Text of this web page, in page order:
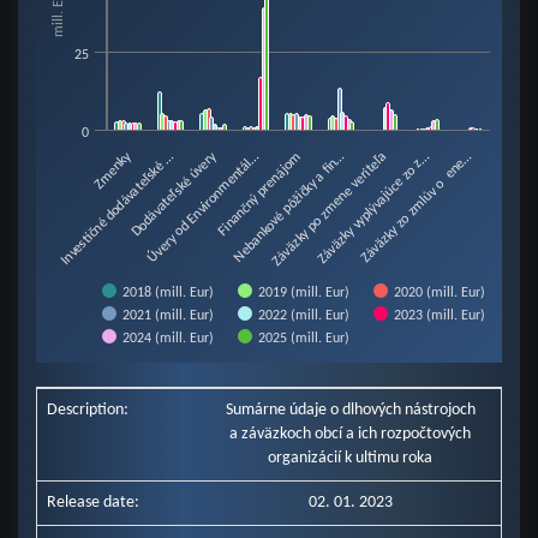
View as data table, Chart
The chart has 1 X axis displaying categories.
The chart has 1 Y axis displaying mill. Eur. Data ranges from 0 to 59.36.
mill. Eur
2018 (mill. Eur) 2019 (mill. Eur)
2020 (mill. Eur)
2021 (mill. Eur)
2022 (mill. Eur)
2023 (mill. Eur)
2024 (mill. Eur)
2025 (mill. Eur)
Zmenky
Investičné dodávateľské …Dodávateľské úvery
Úvery od Environmentál…Finančný prenájom
Nebankové pôžičky a fin…
Záväzky po zmene veriteľa
Záväzky vyplývajúce zo z…
Záväzky zo zmlúv o ene…
0
25
Description:
Sumárne údaje o dlhových nástrojoch
a záväzkoch obcí a ich rozpočtových
organizácií k ultimu roka
Release date: 02. 01. 2023